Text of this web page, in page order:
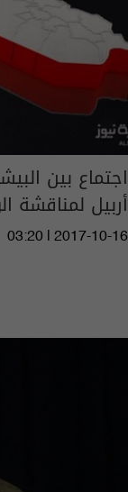
اجتماع بين
أربيل
03:20 | 2017-10-16